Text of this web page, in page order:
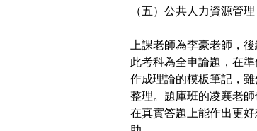
（五）公共人力資源管理
上課老師為李豪老師，
此考科為全申論題，在
作成理論的模板筆記，
整理。題庫班的凌襄老
在真實答題上能作出更